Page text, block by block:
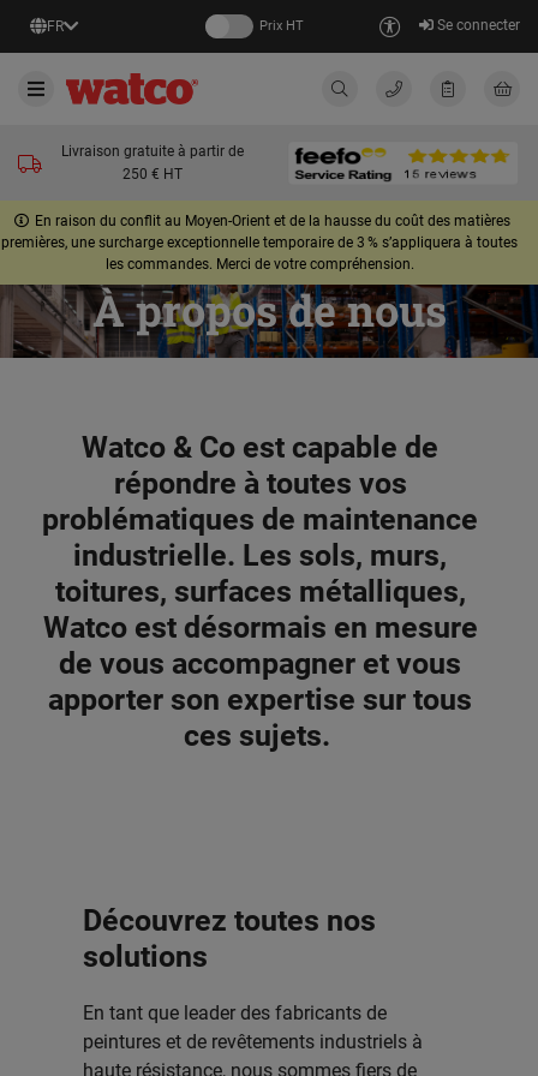
FR Prix HT Se connecter
Livraison gratuite à partir de
250 € HT
En raison du conflit au Moyen-Orient et de la hausse du coût des matières
premières, une surcharge exceptionnelle temporaire de 3 % s’appliquera à toutes
les commandes. Merci de votre compréhension.
À propos de nous
Watco & Co est capable de
répondre à toutes vos
problématiques de maintenance
industrielle. Les sols, murs,
toitures, surfaces métalliques,
Watco est désormais en mesure
de vous accompagner et vous
apporter son expertise sur tous
ces sujets.
Découvrez toutes nos
solutions
En tant que leader des fabricants de
peintures et de revêtements industriels à
haute résistance, nous sommes fiers de